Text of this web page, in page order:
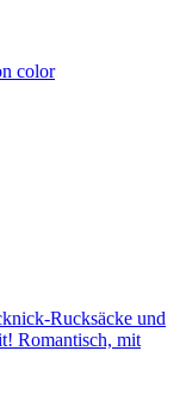
Rucksäcke und
Romantisch, mit